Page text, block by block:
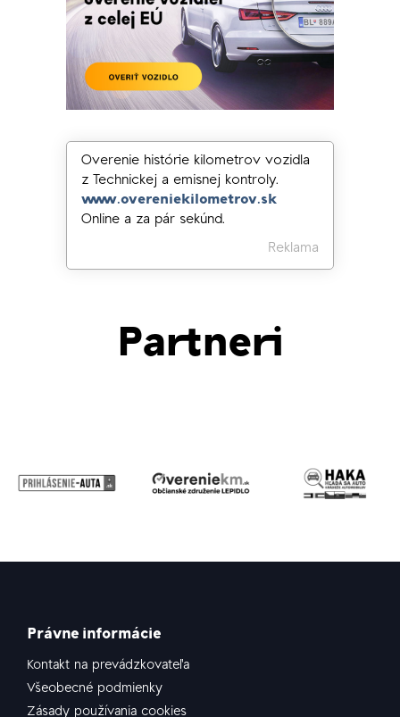
Overenie histórie kilometrov vozidla
z Technickej a emisnej kontroly.
www.overeniekilometrov.sk
Online a za pár sekúnd.
Reklama
Partneri
Právne informácie
Kontakt na prevádzkovateľa
Všeobecné podmienky
Zásady používania cookies